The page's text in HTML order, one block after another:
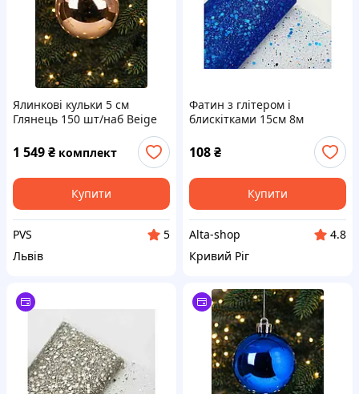
Ялинкові кульки 5 см
Глянець 150 шт/наб Beige
1 549₴ комплект
Купити
PVS
5
Львів
Фатин з глітером і
блискітками 15см 8м
Електрик-глітер) ТМ КИТАЙ
108₴
Купити
Alta-shop
4.8
Кривий Ріг